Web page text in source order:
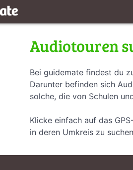
Audiotouren
Bei guidemate findest du
Darunter befinden sich
solche, die von Schulen
Klicke einfach auf das
in deren Umkreis zu